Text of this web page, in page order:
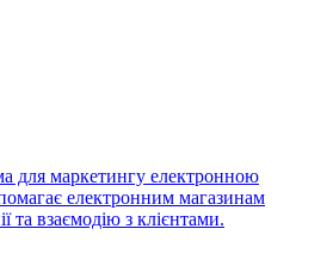
для маркетингу електронною
електронним магазинам
та взаємодію з клієнтами.